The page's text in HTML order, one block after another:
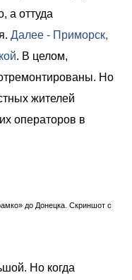
а оттуда
Далее - Приморск,
. В целом,
Но
жителей
операторов в
до Донецка. Скриншот с
Но когда